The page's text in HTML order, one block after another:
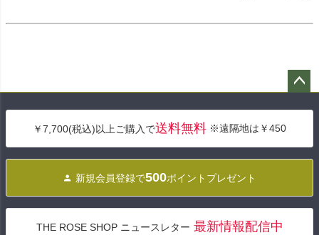
へ
￥7,700(税込)以上ご購入で送料無料 ※遠隔地は￥450
新規会員登録で500ポイントプレゼント
THE ROSE SHOP ニュースレター 最新情報配信中